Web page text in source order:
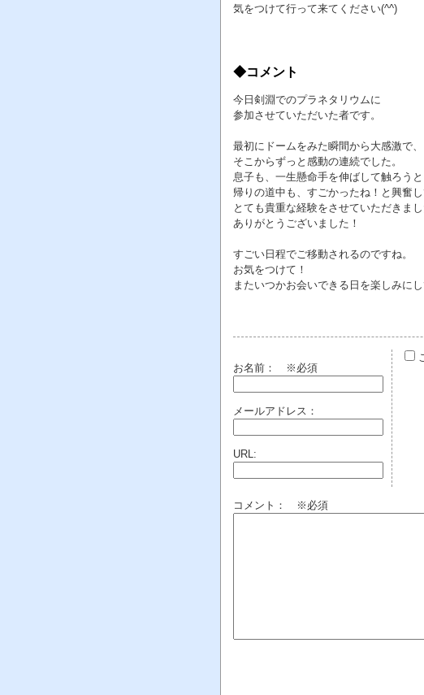
気をつけて行って来てください(^^)
◆コメント
今日剣淵でのプラネタリウムに
参加させていただいた者です。
最初にドームをみた瞬間から大感激で、
そこからずっと感動の連続でした。
息子も、一生懸命手を伸ばして触ろうと
帰りの道中も、すごかったね！と興奮し
とても貴重な経験をさせていただきまし
ありがとうございました！
すごい日程でご移動されるのですね。
お気をつけて！
またいつかお会いできる日を楽しみにし
お名前： ※必須
メールアドレス：
URL:
コメント： ※必須